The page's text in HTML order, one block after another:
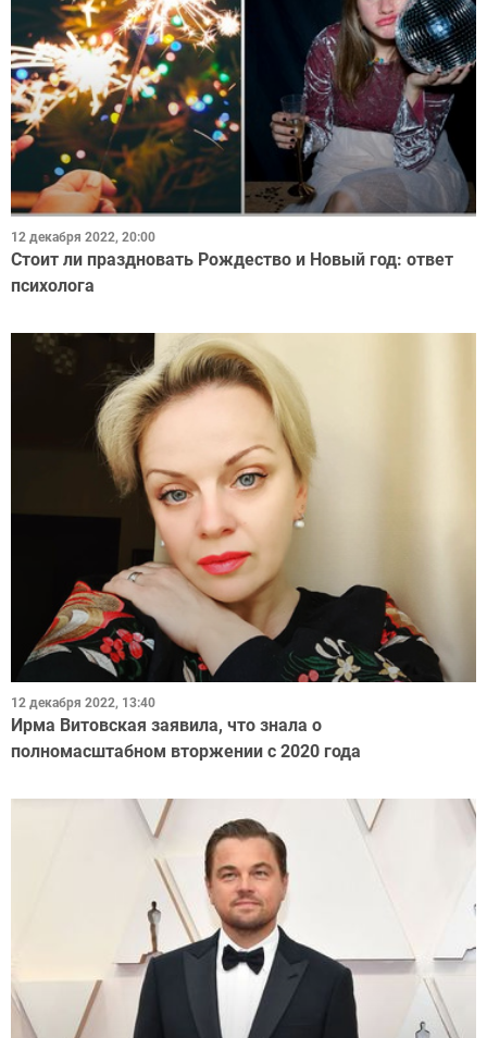
12 декабря 2022, 20:00
Стоит ли праздновать Рождество и Новый год: ответ
психолога
12 декабря 2022, 13:40
Ирма Витовская заявила, что знала о
полномасштабном вторжении с 2020 года